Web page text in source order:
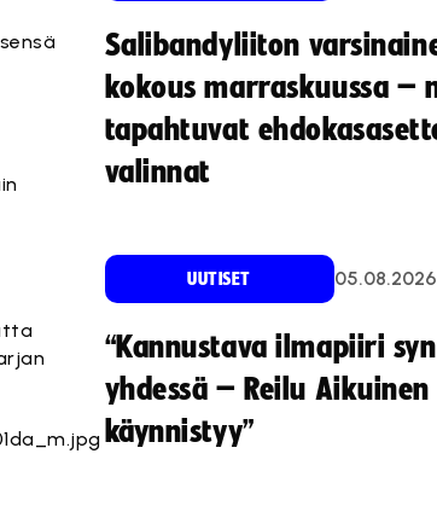
Salibandyliiton
kokous marraskuussa –
tapahtuvat
valinnat
UUTISET 05.08.2026
“Kannustava ilmapiiri
yhdessä – Reilu
käynnistyy”